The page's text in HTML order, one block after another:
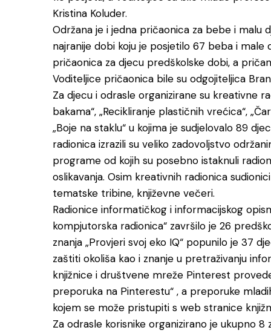
Kristina Koluder.
Održana je i jedna pričaonica za bebe i
najranije dobi koju je posjetilo 67 beba i male
pričaonica za djecu predškolske dobi, a
Voditeljice pričaonica bile su odgojiteljica
Za djecu i odrasle organizirane su kreativne
bakama“, „Recikliranje plastičnih vrećica“,
„Boje na staklu“ u kojima je sudjelovalo 89
radionica izrazili su veliko zadovoljstvo
programe od kojih su posebno istaknuli
oslikavanja. Osim kreativnih radionica
tematske tribine, književne večeri.
Radionice informatičkog i informacijskog
kompjutorska radionica“ završilo je 26
znanja „Provjeri svoj eko IQ“ popunilo je 37
zaštiti okoliša kao i znanje u pretraživanju
knjižnice i društvene mreže Pinterest
preporuka na Pinterestu“ , a preporuke
kojem se može pristupiti s web stranice
Za odrasle korisnike organizirano je ukupno